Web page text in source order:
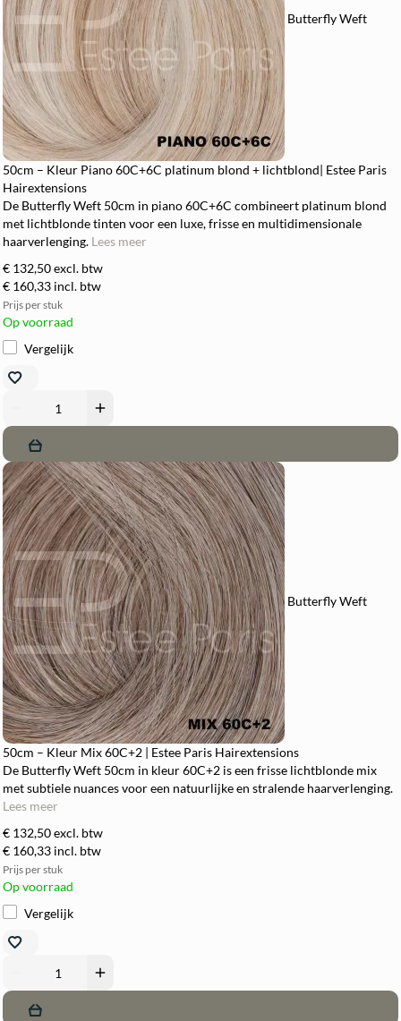
Butterfly Weft
50cm – Kleur Piano 60C+6C platinum blond + lichtblond| Estee Paris
Hairextensions
De Butterfly Weft 50cm in piano 60C+6C combineert platinum blond
met lichtblonde tinten voor een luxe, frisse en multidimensionale
haarverlenging. Lees meer
€ 132,50excl. btw
€ 160,33 incl. btw
Prijs per stuk
Op voorraad
Vergelijk
add
Butterfly Weft
50cm – Kleur Mix 60C+2 | Estee Paris Hairextensions
De Butterfly Weft 50cm in kleur 60C+2 is een frisse lichtblonde mix
met subtiele nuances voor een natuurlijke en stralende haarverlenging.
Lees meer
€ 132,50excl. btw
€ 160,33 incl. btw
Prijs per stuk
Op voorraad
Vergelijk
add